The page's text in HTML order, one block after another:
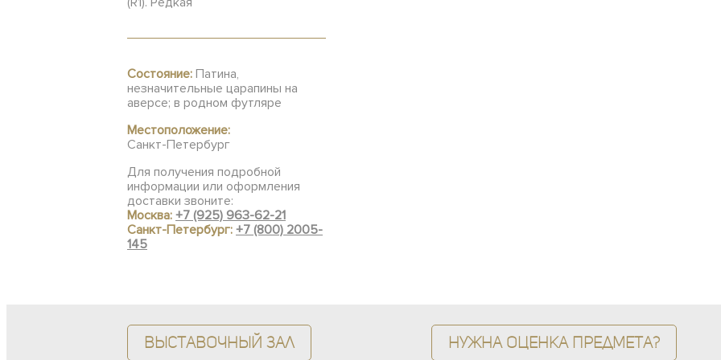
Состояние: Патина,
незначительные царапины на
аверсе; в родном футляре
Местоположение:
Санкт-Петербург
Для получения подробной
информации или оформления
доставки звоните:
Москва: +7 (925) 963-62-21
Санкт-Петербург: +7 (800) 2005-
145
Выставочный зал Нужна оценка предмета?